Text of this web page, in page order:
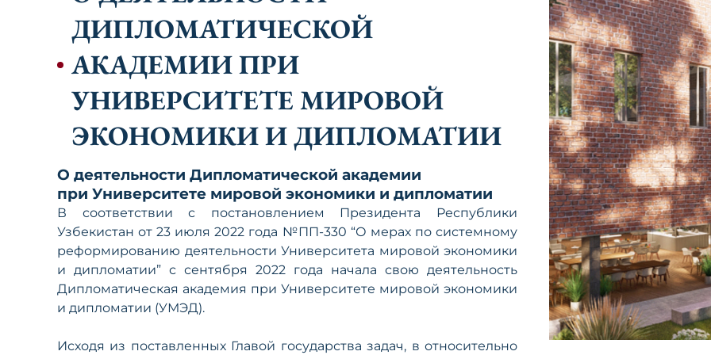
ДИПЛОМАТИЧЕСКОЙ
АКАДЕМИИ ПРИ
УНИВЕРСИТЕТЕ МИРОВОЙ
ЭКОНОМИКИ И ДИПЛОМАТИИ
О деятельности Дипломатической академии
при Университете мировой экономики и дипломатии
В соответствии с постановлением Президента Республики
Узбекистан от 23 июля 2022 года №ПП-330 “О мерах по системному
реформированию деятельности Университета мировой экономики
и дипломатии” с сентября 2022 года начала свою деятельность
Дипломатическая академия при Университете мировой экономики
и дипломатии (УМЭД).
Исходя из поставленных Главой государства задач, в относительно